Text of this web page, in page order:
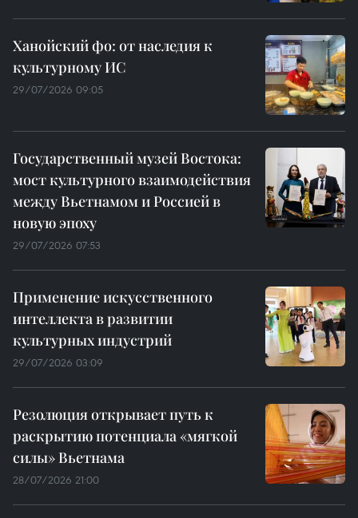
Ханойский фо: от наследия к
культурному ИС
29/07/2026 09:05
Государственный музей Востока:
мост культурного взаимодействия
между Вьетнамом и Россией в
новую эпоху
29/07/2026 07:53
Применение искусственного
интеллекта в развитии
культурных индустрий
29/07/2026 03:09
Резолюция открывает путь к
раскрытию потенциала «мягкой
силы» Вьетнама
28/07/2026 21:00